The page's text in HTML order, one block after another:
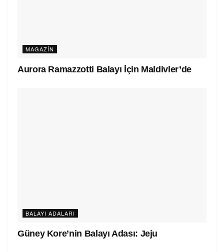
MAGAZIN
Aurora Ramazzotti Balayı İçin Maldivler’de
BALAYI ADALARI
Güney Kore’nin Balayı Adası: Jeju